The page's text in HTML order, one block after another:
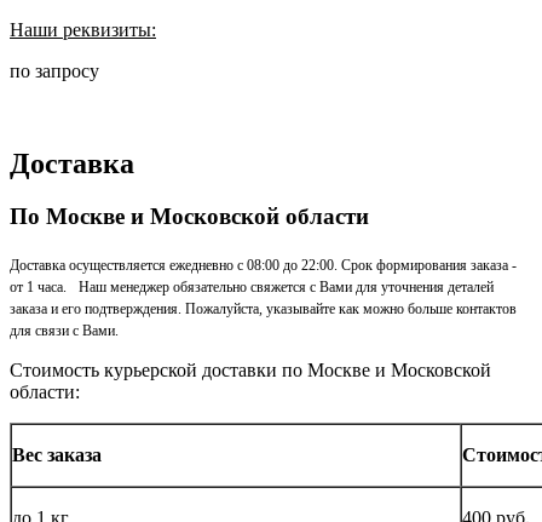
Наши реквизиты:
по запросу
Доставка
По Москве и Московской области
Доставка осуществляется ежедневно с 08:00 до 22:00. Срок формирования заказа -
от 1 часа. Наш менеджер обязательно свяжется с Вами для уточнения деталей
заказа и его подтверждения. Пожалуйста, указывайте как можно больше контактов
для связи с Вами.
Стоимость курьерской доставки по Москве и Московской
области:
Вес заказа